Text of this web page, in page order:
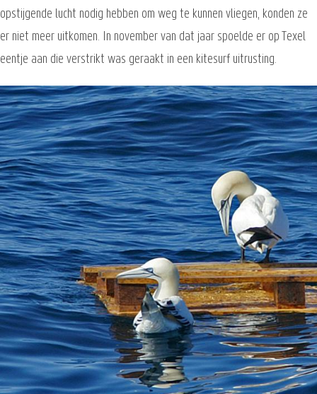
opstijgende lucht nodig hebben om weg te kunnen vliegen, konden ze
er niet meer uitkomen. In november van dat jaar spoelde er op Texel
eentje aan die verstrikt was geraakt in een kitesurf uitrusting.